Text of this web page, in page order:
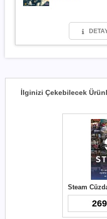
İlginizi Çekebilecek
Steam